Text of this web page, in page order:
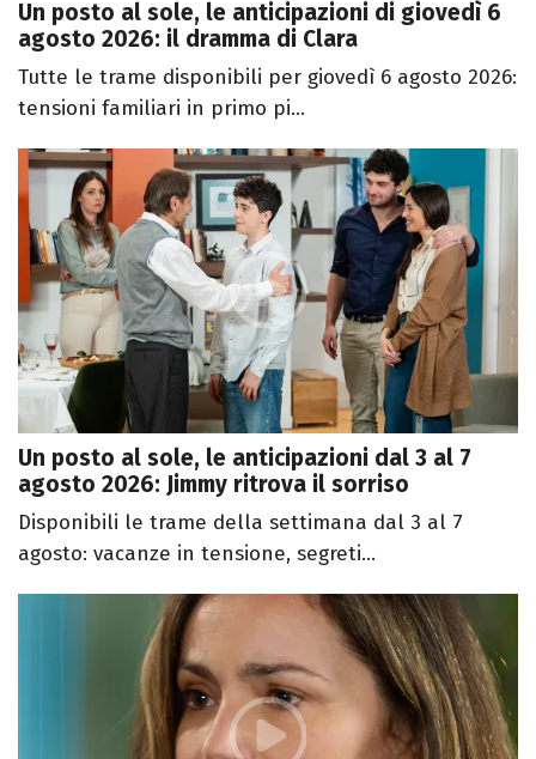
Un posto al sole, le anticipazioni di giovedì 6
agosto 2026: il dramma di Clara
Tutte le trame disponibili per giovedì 6 agosto 2026:
tensioni familiari in primo pi...
Un posto al sole, le anticipazioni dal 3 al 7
agosto 2026: Jimmy ritrova il sorriso
Disponibili le trame della settimana dal 3 al 7
agosto: vacanze in tensione, segreti...